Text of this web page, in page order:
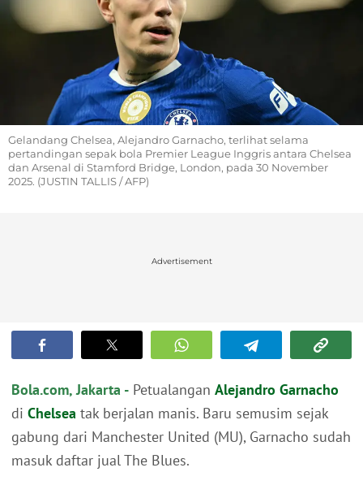
Gelandang Chelsea, Alejandro Garnacho, terlihat selama
pertandingan sepak bola Premier League Inggris antara Chelsea
dan Arsenal di Stamford Bridge, London, pada 30 November
2025. (JUSTIN TALLIS / AFP)
Advertisement
Bola.com, Jakarta - Petualangan Alejandro Garnacho
di Chelsea tak berjalan manis. Baru semusim sejak
gabung dari Manchester United (MU), Garnacho sudah
masuk daftar jual The Blues.